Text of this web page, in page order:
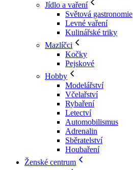
Jídlo a vaření
Světová gastronomie
Levné vaření
Kulinářské triky
Mazlíčci
Kočky
Pejskové
Hobby
Modelářství
Včelařství
Rybaření
Letectví
Automobilismus
Adrenalin
Sběratelství
Houbaření
Ženské centrum